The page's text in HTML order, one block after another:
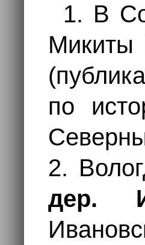
1. В
Микиты
по
2.
дер.